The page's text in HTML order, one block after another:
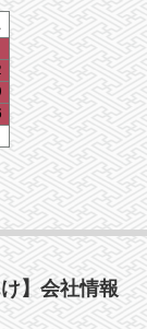
】会社情報